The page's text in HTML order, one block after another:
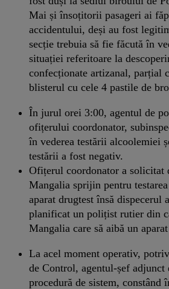
Mai și însoțitorii pasageri ai
accidentului, deși au fost
secție trebuia să fie făcută în
situației referitoare la
confecționate artizanal, parțial
blisterul cu cele 4 pastile de
În jurul orei 3:00, agentul de
ofițerului coordonator,
în vederea testării alcoolemiei
testării a fost negativ.
Ofițerul coordonator a solicitat
Mangalia sprijin pentru
aparat drugtest însă dispecerul
planificat un polițist rutier din
Mangalia care să aibă un
La acel moment operativ,
de Control, agentul-șef
procedură de sistem, constând